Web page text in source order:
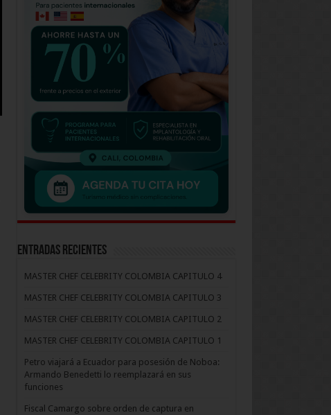
Entradas recientes
MASTER CHEF CELEBRITY COLOMBIA CAPITULO 4
MASTER CHEF CELEBRITY COLOMBIA CAPITULO 3
MASTER CHEF CELEBRITY COLOMBIA CAPITULO 2
MASTER CHEF CELEBRITY COLOMBIA CAPITULO 1
Petro viajará a Ecuador para posesión de Noboa:
Armando Benedetti lo reemplazará en sus
funciones
Fiscal Camargo sobre orden de captura en